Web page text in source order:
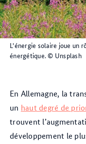
L'énergie solaire joue un
énergétique.© Unsplash
En Allemagne, la
un haut degré de
trouvent
développement le